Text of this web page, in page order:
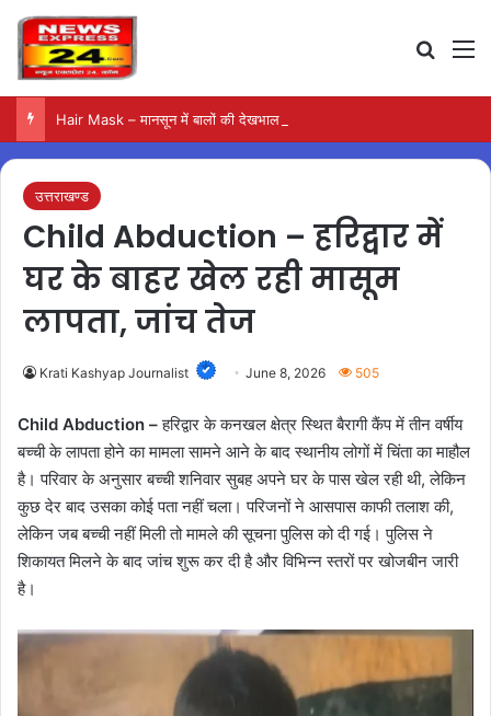
Hair Mask – मानसून में बालों की देखभाल के लिए आजमाएं अंडे का मास्क
उत्तराखण्ड
Child Abduction – हरिद्वार में
घर के बाहर खेल रही मासूम
लापता, जांच तेज
Krati Kashyap Journalist June 8, 2026 505
Child Abduction –हरिद्वार के कनखल क्षेत्र स्थित बैरागी कैंप में तीन वर्षीय
बच्ची के लापता होने का मामला सामने आने के बाद स्थानीय लोगों में चिंता का माहौल
है। परिवार के अनुसार बच्ची शनिवार सुबह अपने घर के पास खेल रही थी, लेकिन
कुछ देर बाद उसका कोई पता नहीं चला। परिजनों ने आसपास काफी तलाश की,
लेकिन जब बच्ची नहीं मिली तो मामले की सूचना पुलिस को दी गई। पुलिस ने
शिकायत मिलने के बाद जांच शुरू कर दी है और विभिन्न स्तरों पर खोजबीन जारी
है।